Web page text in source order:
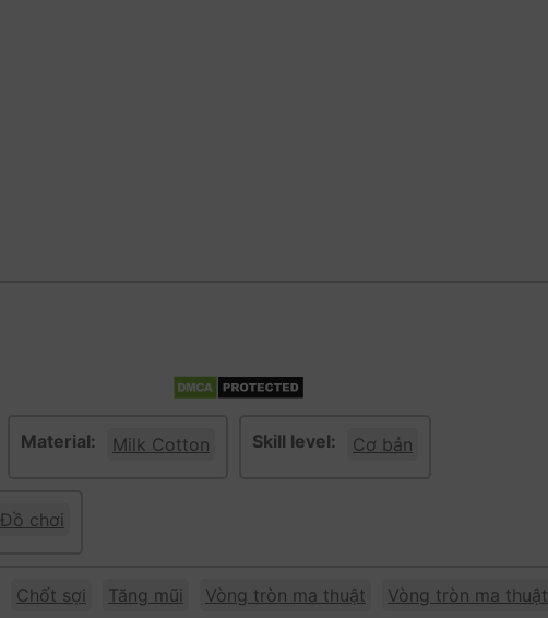
Material: Milk Cotton Skill level: Cơ bản
Đồ chơi
Chốt sợi Tăng mũi Vòng tròn ma thuật Vòng tròn ma thuật